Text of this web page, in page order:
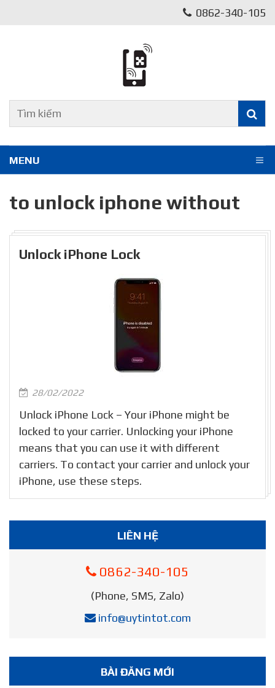
0862-340-105
MENU
to unlock iphone without
Unlock iPhone Lock
28/02/2022
Unlock iPhone Lock – Your iPhone might be
locked to your carrier. Unlocking your iPhone
means that you can use it with different
carriers. To contact your carrier and unlock your
iPhone, use these steps.
LIÊN HỆ
0862-340-105
(Phone, SMS, Zalo)
info@uytintot.com
BÀI ĐĂNG MỚI